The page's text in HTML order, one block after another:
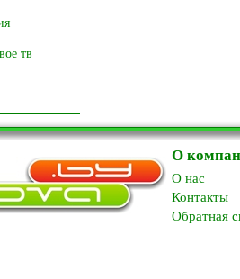
тв
О
O нас
Контакты
Обратная